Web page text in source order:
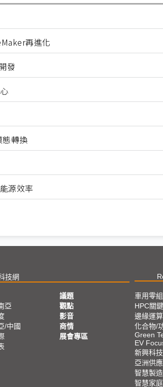
再進化
發
轉換
源效率
技網
亞
/中國
議題
觀點
影音
商情
展會專區
車用零
HPC關
邊緣運算
化合物/
Green
EV
新興科技
亞洲供
智慧製造
智慧家庭